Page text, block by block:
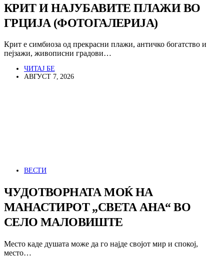
КРИТ И НАЈУБАВИТЕ ПЛАЖИ ВО
ГРЦИЈА (ФОТОГАЛЕРИЈА)
Крит е симбиоза од прекрасни плажи, античко богатство и
пејзажи, живописни градови…
ЧИТАЈ БЕ
АВГУСТ 7, 2026
ВЕСТИ
ЧУДОТВОРНАТА МОЌ НА
МАНАСТИРОТ „СВЕТА АНА“ ВО
СЕЛО МАЛОВИШТЕ
Место каде душата може да го најде својот мир и спокој,
место…